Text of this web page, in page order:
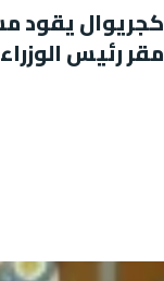
مقر رئيس الوزراء